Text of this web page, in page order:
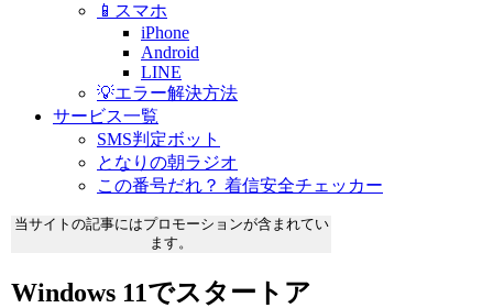
📱スマホ
iPhone
Android
LINE
💡エラー解決方法
サービス一覧
SMS判定ボット
となりの朝ラジオ
この番号だれ？ 着信安全チェッカー
当サイトの記事にはプロモーションが含まれてい
ます。
Windows 11でスタートア